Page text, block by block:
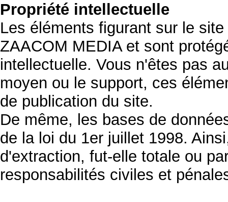
Propriété intellectuelle
Les éléments figurant sur le
ZAACOM MEDIA et sont
intellectuelle. Vous n'êtes pas
moyen ou le support, ces
de publication du site.
De même, les bases de
de la loi du 1er juillet 1998.
d'extraction, fut-elle totale ou
responsabilités civiles et